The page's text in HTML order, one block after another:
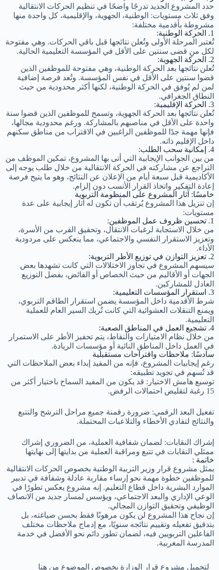
حدد المشروع الجديد تدرجًا واضحًا في تنظيم الحركات الانتقالية
وفق ثلاث مستويات: الوطنية، الجهوية، والإقليمية، كل واحدة منها
مشروطة بأقدمية مختلفة:
1. الحركة الوطنية:
تُعتبر المرحلة الأولى وتُعلن نتائجها قبل باقي الحركات. وهي مفتوحة
لكل من قضى سنتين على الأقل في المؤسسة التعليمية الحالية.
2. الحركة الجهوية:
تُعلن نتائجها بعد الحركة الوطنية، وهي مفتوحة للموظفين الذين
قضوا سنتين على الأقل في نفس المؤسسة. وتُعد فرصة إضافية
لمن لم يُوفق في الحركة الوطنية، لكنها أكثر محدودية من حيث
النطاق الجغرافي.
3. الحركة الإقليمية:
تُعلن نتائجها بعد الحركة الجهوية، وتسمح للموظفين الذين قضوا سنة
واحدة على الأقل في مناصبهم بالمشاركة. ورغم محدودية مجالها،
فإنها مهمة جدًا للموظفين الراغبين في الاقتراب من مناطق سكنهم
داخل الإقليم ذاته.
4. إمكانية سحب الطلب:
من بين الجوانب الإيجابية التي أتى بها المشروع، تمكين الموظف من
التراجع عن مشاركته في الحركة الانتقالية من خلال طلب يوجه إلى
الأكاديمية قبل سبعة أيام من الإعلان عن النتائج، وهو ما يتيح فرصة
إعادة التفكير واتخاذ القرار الأنسب دون إلزام.
خامسًا: آثار المشروع على المنظومة التربوية
إن تنزيل هذا المشروع يُرتقب أن تكون له آثار إيجابية على عدة
مستويات:
1. تحسين ظروف عمل الموظفين:
من خلال الاستجابة لرغبات الانتقال، وتحقيق القرب من الأسرة،
وتعزيز الاستقرار النفسي والاجتماعي، مما ينعكس على مردودية
الأداء.
2. تعزيز التوازن في توزيع الأطر التربوية:
سيسهم المشروع في تجاوز الاختلالات التي كانت تشهدها بعض
الجهات أو الأقاليم من حيث الخصاص أو الفائض، بفضل التوزيع
العادل للمشاركين.
3. استقرار المؤسسات التعليمية:
شرط الأقدمية داخل المؤسسة يضمن استقرار الطاقم التربوي،
ويمنع التنقلات العشوائية التي كانت تُربك السير العام للعملية
التعليمية.
4. تشجيع العمل في المناطق الصعبة:
من خلال نظام الامتيازات والنقاط، يتم تحفيز الأطر على الاستمرار
في العمل داخل المناطق النائية أو مؤسسات الريادة.
سادسًا: ملاحظات واقتراحات مستقبلية
رغم إيجابيات المشروع، فإنه من المفيد إبداء بعض الملاحظات التي
قد تُسهم في تجويد تطبيقه:
توسيع هامش الاختيار: قد يكون من المفيد السماح باختيار أكثر من
15 رغبة لتقليص احتمالات الرفض.
تفعيل البعد الرقمي: ضرورة رقمنة جميع مراحل الترشح والتتبع
والنتائج لتفادي الأخطاء والتلاعبات المحتملة.
إشراك النقابات: لضمان شفافية العملية، من الضروري إشراك
ممثلي النقابات في تتبع ومراقبة العملية من بدايتها إلى نهايتها
خاتمة :
يمثل مشروع قرار وزير التربية الوطنية بخصوص الحركات الانتقالية
للموظفين خطوة مهمة نحو إرساء مقاربة عادلة وشفافة في تدبير
الموارد البشرية داخل قطاع التعليم. إنه مشروع يعكس تطورًا في
الوعي الإداري والبعد الاجتماعي، ويؤسس لمسار جديد من الانصاف
الوظيفي وتحقيق التوازن المجالي.
إن نجاح هذا المشروع لن يكون مرهونًا فقط بحسن صياغته، بل
بتدقيق تفعيله وتقييم نتائجه سنويًا، مع إدماج ملاحظات مختلف
الفاعلين التربويين فيه، لضمان تطور دائم نحو الأفضل في خدمة
المدرسة المغربية.
لتحميل مشروع قرار الوزارة بخصوص الموضوع من هنا